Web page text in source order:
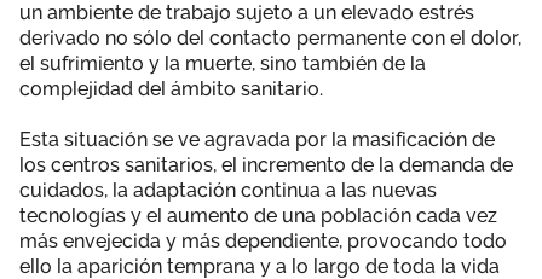
un ambiente de trabajo sujeto a un elevado estrés
derivado no sólo del contacto permanente con el dolor,
el sufrimiento y la muerte, sino también de la
complejidad del ámbito sanitario.
Esta situación se ve agravada por la masificación de
los centros sanitarios, el incremento de la demanda de
cuidados, la adaptación continua a las nuevas
tecnologías y el aumento de una población cada vez
más envejecida y más dependiente, provocando todo
ello la aparición temprana y a lo largo de toda la vida